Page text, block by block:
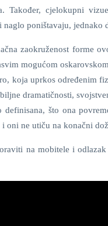
Također, cjelokupni
poništavaju, jednako
zaokruženost forme
mogućom
koja uprkos određenim
dramatičnosti,
što ona
i oni ne utiču na konačni
na mobitele i